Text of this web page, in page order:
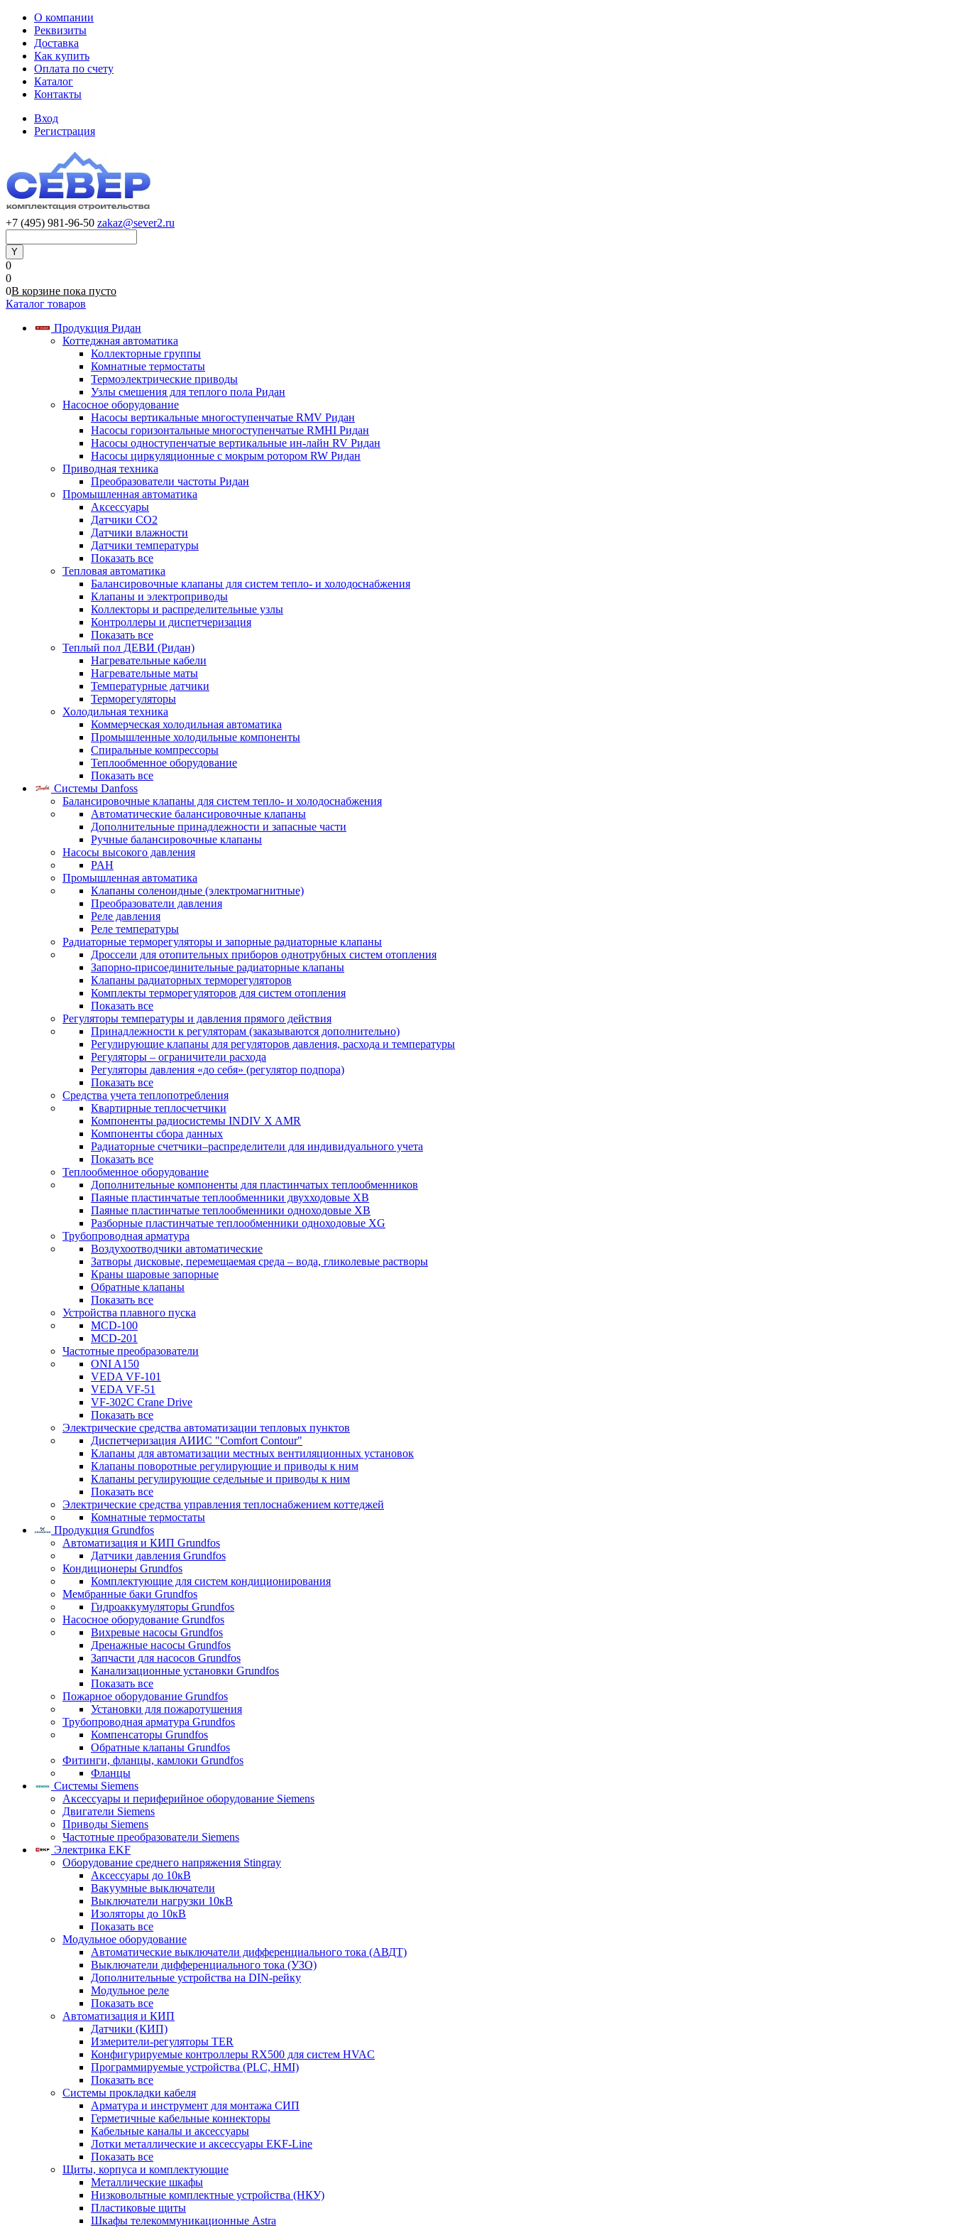
О компании
Реквизиты
Доставка
Как купить
Оплата по счету
Каталог
Контакты
Вход
Регистрация
+7 (495) 981-96-50 zakaz@sever2.ru
0
0
0В корзине пока пусто
Каталог товаров
Продукция Ридан
Коттеджная автоматика
Коллекторные группы
Комнатные термостаты
Термоэлектрические приводы
Узлы смешения для теплого пола Ридан
Насосное оборудование
Насосы вертикальные многоступенчатые RMV Ридан
Насосы горизонтальные многоступенчатые RMHI Ридан
Насосы одноступенчатые вертикальные ин-лайн RV Ридан
Насосы циркуляционные с мокрым ротором RW Ридан
Приводная техника
Преобразователи частоты Ридан
Промышленная автоматика
Аксессуары
Датчики CO2
Датчики влажности
Датчики температуры
Показать все
Тепловая автоматика
Балансировочные клапаны для систем тепло- и холодоснабжения
Клапаны и электроприводы
Коллекторы и распределительные узлы
Контроллеры и диспетчеризация
Показать все
Теплый пол ДЕВИ (Ридан)
Нагревательные кабели
Нагревательные маты
Температурные датчики
Терморегуляторы
Холодильная техника
Коммерческая холодильная автоматика
Промышленные холодильные компоненты
Спиральные компрессоры
Теплообменное оборудование
Показать все
Системы Danfoss
Балансировочные клапаны для систем тепло- и холодоснабжения
Автоматические балансировочные клапаны
Дополнительные принадлежности и запасные части
Ручные балансировочные клапаны
Насосы высокого давления
PAH
Промышленная автоматика
Клапаны соленоидные (электромагнитные)
Преобразователи давления
Реле давления
Реле температуры
Радиаторные терморегуляторы и запорные радиаторные клапаны
Дроссели для отопительных приборов однотрубных систем отопления
Запорно-присоединительные радиаторные клапаны
Клапаны радиаторных терморегуляторов
Комплекты терморегуляторов для систем отопления
Показать все
Регуляторы температуры и давления прямого действия
Принадлежности к регуляторам (заказываются дополнительно)
Регулирующие клапаны для регуляторов давления, расхода и температуры
Регуляторы – ограничители расхода
Регуляторы давления «до себя» (регулятор подпора)
Показать все
Средства учета теплопотребления
Квартирные теплосчетчики
Компоненты радиосистемы INDIV X AMR
Компоненты сбора данных
Радиаторные счетчики–распределители для индивидуального учета
Показать все
Теплообменное оборудование
Дополнительные компоненты для пластинчатых теплообменников
Паяные пластинчатые теплообменники двухходовые XB
Паяные пластинчатые теплообменники одноходовые ХВ
Разборные пластинчатые теплообменники одноходовые ХG
Трубопроводная арматура
Воздухоотводчики автоматические
Затворы дисковые, перемещаемая среда – вода, гликолевые растворы
Краны шаровые запорные
Обратные клапаны
Показать все
Устройства плавного пуска
MCD-100
MCD-201
Частотные преобразователи
ONI A150
VEDA VF-101
VEDA VF-51
VF-302C Crane Drive
Показать все
Электрические средства автоматизации тепловых пунктов
Диспетчеризация АИИС "Comfort Contour"
Клапаны для автоматизации местных вентиляционных установок
Клапаны поворотные регулирующие и приводы к ним
Клапаны регулирующие седельные и приводы к ним
Показать все
Электрические средства управления теплоснабжением коттеджей
Комнатные термостаты
Продукция Grundfos
Автоматизация и КИП Grundfos
Датчики давления Grundfos
Кондиционеры Grundfos
Комплектующие для систем кондиционирования
Мембранные баки Grundfos
Гидроаккумуляторы Grundfos
Насосное оборудование Grundfos
Вихревые насосы Grundfos
Дренажные насосы Grundfos
Запчасти для насосов Grundfos
Канализационные установки Grundfos
Показать все
Пожарное оборудование Grundfos
Установки для пожаротушения
Трубопроводная арматура Grundfos
Компенсаторы Grundfos
Обратные клапаны Grundfos
Фитинги, фланцы, камлоки Grundfos
Фланцы
Системы Siemens
Аксессуары и периферийное оборудование Siemens
Двигатели Siemens
Приводы Siemens
Частотные преобразователи Siemens
Электрика EKF
Оборудование среднего напряжения Stingray
Аксессуары до 10кВ
Вакуумные выключатели
Выключатели нагрузки 10кВ
Изоляторы до 10кВ
Показать все
Модульное оборудование
Автоматические выключатели дифференциального тока (АВДТ)
Выключатели дифференциального тока (УЗО)
Дополнительные устройства на DIN-рейку
Модульное реле
Показать все
Автоматизация и КИП
Датчики (КИП)
Измерители-регуляторы TER
Конфигурируемые контроллеры RX500 для систем HVAC
Программируемые устройства (PLC, HMI)
Показать все
Системы прокладки кабеля
Арматура и инструмент для монтажа СИП
Герметичные кабельные коннекторы
Кабельные каналы и аксессуары
Лотки металлические и аксессуары EKF-Line
Показать все
Щиты, корпуса и комплектующие
Металлические шкафы
Низковольтные комплектные устройства (НКУ)
Пластиковые щиты
Шкафы телекоммуникационные Astra